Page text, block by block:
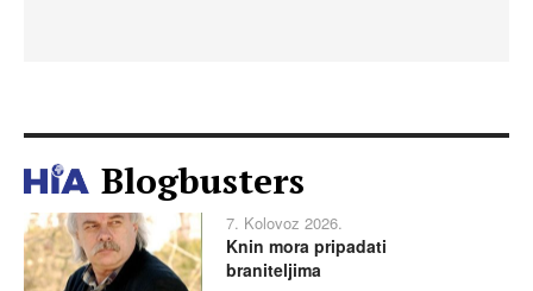
Blogbusters
7. Kolovoz 2026.
Knin mora pripadati
braniteljima